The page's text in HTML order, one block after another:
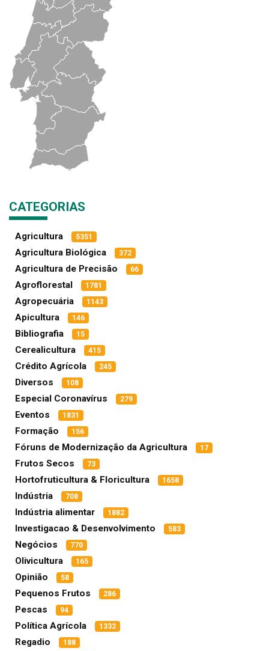
CATEGORIAS
Agricultura 5351
Agricultura Biológica 372
Agricultura de Precisão 66
Agroflorestal 1781
Agropecuária 1143
Apicultura 146
Bibliografia 15
Cerealicultura 415
Crédito Agrícola 245
Diversos 108
Especial Coronavírus 279
Eventos 1831
Formação 156
Fóruns de Modernização da Agricultura 17
Frutos Secos 73
Hortofruticultura & Floricultura 1658
Indústria 708
Indústria alimentar 1882
Investigacao & Desenvolvimento 583
Negócios 770
Olivicultura 165
Opinião 58
Pequenos Frutos 286
Pescas 94
Política Agrícola 1332
Regadio 188